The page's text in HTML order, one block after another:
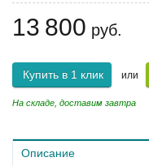
13 800 руб.
Купить в 1 клик или
На складе, доставим завтра
Описание